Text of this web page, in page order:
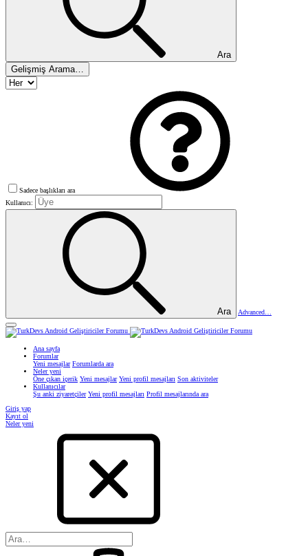
Ara
Gelişmiş Arama…
Sadece başlıkları ara
Kullanıcı:
Ara Advanced…
Ana sayfa
Forumlar
Yeni mesajlar Forumlarda ara
Neler yeni
Öne çıkan içerik Yeni mesajlar Yeni profil mesajları Son aktiviteler
Kullanıcılar
Şu anki ziyaretçiler Yeni profil mesajları Profil mesajlarında ara
Giriş yap
Kayıt ol
Neler yeni